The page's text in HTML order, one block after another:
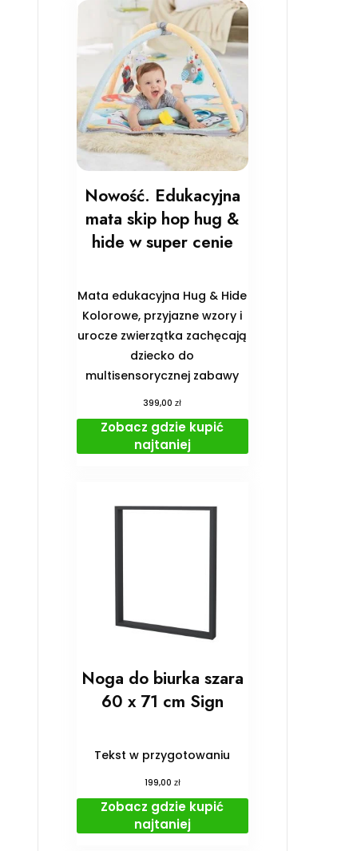
Nowość. Edukacyjna
mata skip hop hug &
hide w super cenie
Mata edukacyjna Hug & Hide
Kolorowe, przyjazne wzory i
urocze zwierzątka zachęcają
dziecko do
multisensorycznej zabawy
399,00zł
Zobacz gdzie kupić
najtaniej
Noga do biurka szara
60 x 71 cm Sign
Tekst w przygotowaniu
199,00 zł
Zobacz gdzie kupić
najtaniej